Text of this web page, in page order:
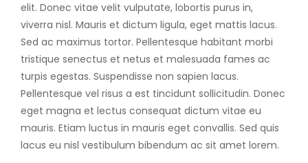
elit. Donec vitae velit vulputate, lobortis purus in,
viverra nisl. Mauris et dictum ligula, eget mattis lacus.
Sed ac maximus tortor. Pellentesque habitant morbi
tristique senectus et netus et malesuada fames ac
turpis egestas. Suspendisse non sapien lacus.
Pellentesque vel risus a est tincidunt sollicitudin. Donec
eget magna et lectus consequat dictum vitae eu
mauris. Etiam luctus in mauris eget convallis. Sed quis
lacus eu nisl vestibulum bibendum ac sit amet lorem.